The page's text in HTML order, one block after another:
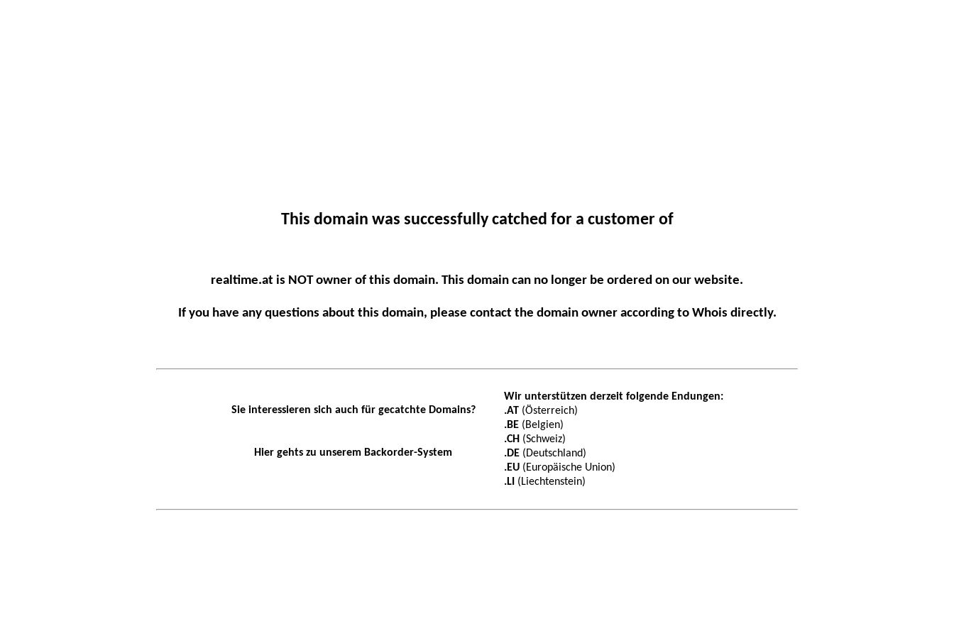
This domain was successfully catched for a customer of
realtime.at is NOT owner of this domain. This domain can no longer be ordered on our website.
If you have any questions about this domain, please contact the domain owner according to Whois directly.
Sie interessieren sich auch für gecatchte Domains?
Hier gehts zu unserem Backorder-System
Wir unterstützen derzeit folgende Endungen:
.AT(Österreich)
.BE(Belgien)
.CH(Schweiz)
.DE(Deutschland)
.EU(Europäische Union)
.LI(Liechtenstein)